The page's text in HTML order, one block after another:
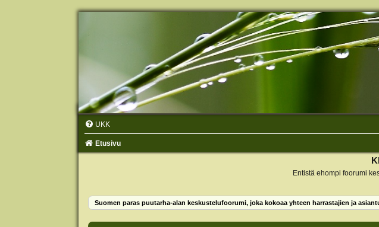
UKK
Etusivu
Entistä ehompi foorumi
Suomen paras puutarha-alan keskustelufoorumi, joka kokoaa yhteen harrastajien ja